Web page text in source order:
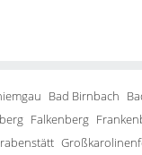
Bad Birnbach
Falkenberg